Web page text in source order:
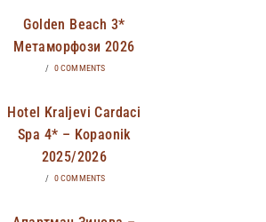
Golden Beach 3*
Метаморфози 2026
/ 0 COMMENTS
Hotel Kraljevi Cardaci
Spa 4* – Kopaonik
2025/2026
/ 0 COMMENTS